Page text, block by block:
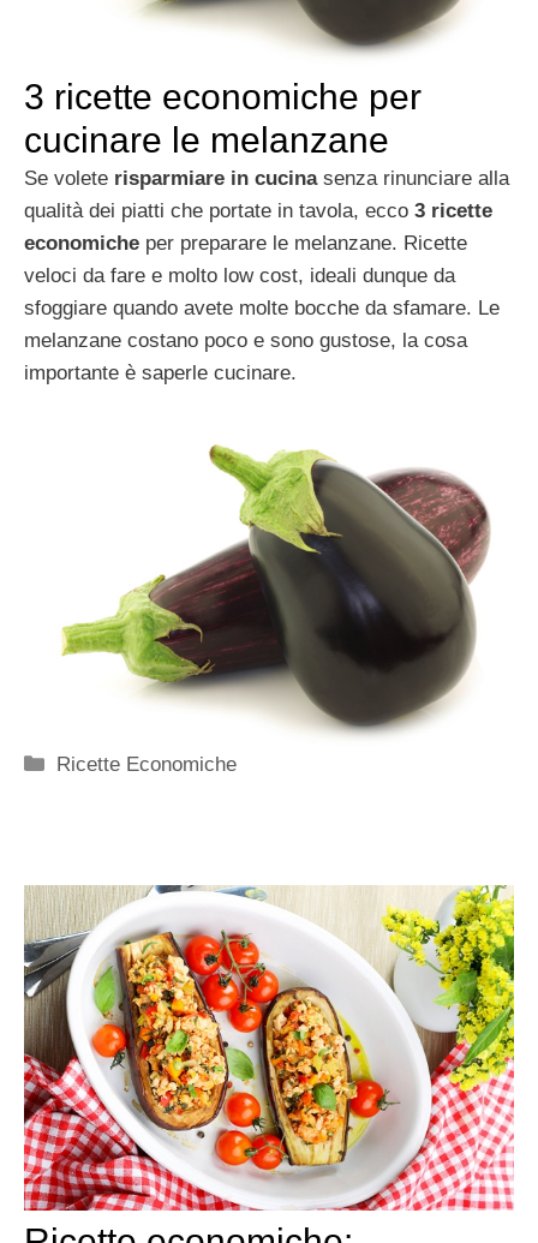
3 ricette economiche per
cucinare le melanzane
Se volete risparmiare in cucinasenza rinunciare alla
qualità dei piatti che portate in tavola, ecco 3 ricette
economiche per preparare le melanzane. Ricette
veloci da fare e molto low cost, ideali dunque da
sfoggiare quando avete molte bocche da sfamare. Le
melanzane costano poco e sono gustose, la cosa
importante è saperle cucinare.
Categorie
Ricette Economiche